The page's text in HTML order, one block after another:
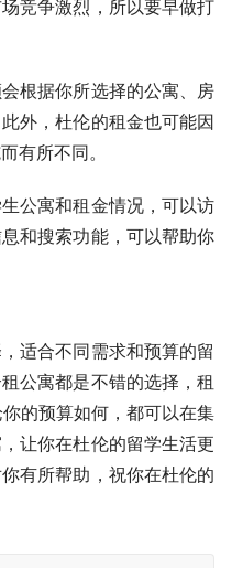
竞争激烈，所以要早做打
根据你所选择的公寓、房
外，杜伦的租金也可能因
有所不同。
公寓和租金情况，可以访
和搜索功能，可以帮助你
适合不同需求和预算的留
公寓都是不错的选择，租
的预算如何，都可以在集
让你在杜伦的留学生活更
有所帮助，祝你在杜伦的